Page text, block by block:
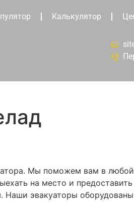
Калькулятор
Мы поможем вам в любой
на место и
Наши эвакуаторы